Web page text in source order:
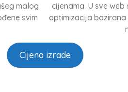
malog
svim
cijenama. U sve
optimizacija
Cijena izrade